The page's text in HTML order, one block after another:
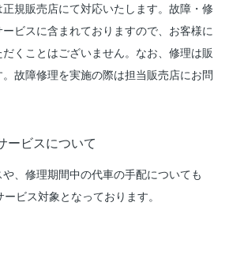
規販売店にて対応いたします。故障・修
ビスに含まれておりますので、お客様に
くことはございません。なお、修理は販
故障修理を実施の際は担当販売店にお問
ービスについて
、修理期間中の代車の手配についても
ビス対象となっております。